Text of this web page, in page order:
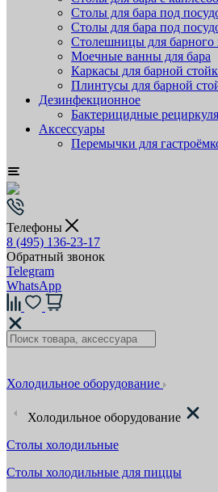
Столы для бара под
Столы для бара под
Столешницы для барного
Моечные ванны для бара
Каркасы для барной
Плинтусы для барной
Дезинфекционное
Бактерицидные
Аксессуары
Перемычки для
Телефоны
8 (495) 136-23-17
Обратный звонок
Telegram
WhatsApp
Холодильное оборудование
Холодильное оборудование
Столы холодильные
Столы холодильные для пиццы